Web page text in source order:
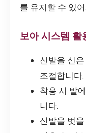
를 유지할 수 있
보아 시스템 활
신발을 신
조절합니다.
착용 시 발
니다.
신발을 벗